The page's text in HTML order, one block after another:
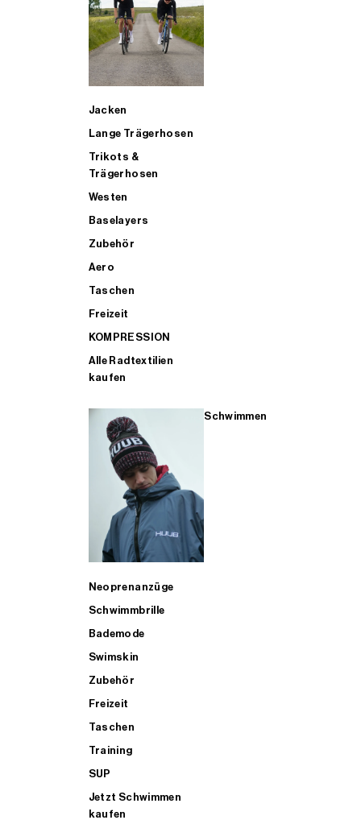
Jacken
Lange Trägerhosen
Trikots &
Trägerhosen
Westen
Baselayers
Zubehör
Aero
Taschen
Freizeit
KOMPRESSION
Alle Radtextilien
kaufen
Schwimmen
Neoprenanzüge
Schwimmbrille
Bademode
Swimskin
Zubehör
Freizeit
Taschen
Training
SUP
Jetzt Schwimmen
kaufen
ALLE TRIATHLONARTIKEL FÜR MÄNNER KAUFEN